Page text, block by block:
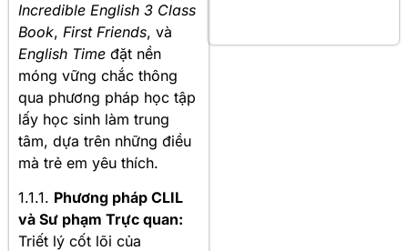
Incredible English 3 Class
Book, First Friends, và
English Time đặt nền
móng vững chắc thông
qua phương pháp học tập
lấy học sinh làm trung
tâm, dựa trên những điều
mà trẻ em yêu thích.
1.1.1. Phương pháp CLIL
và Sư phạm Trực quan:
Triết lý cốt lõi của